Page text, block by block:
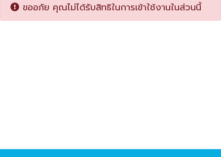
ขออภัย คุณไม่ได้รับสิทธิในการเข้าใช้งานในส่วนนี้